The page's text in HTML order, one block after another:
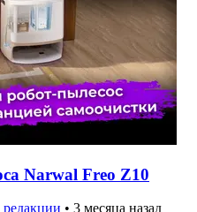
Narwal Freo Z10
• 3 месяца назад